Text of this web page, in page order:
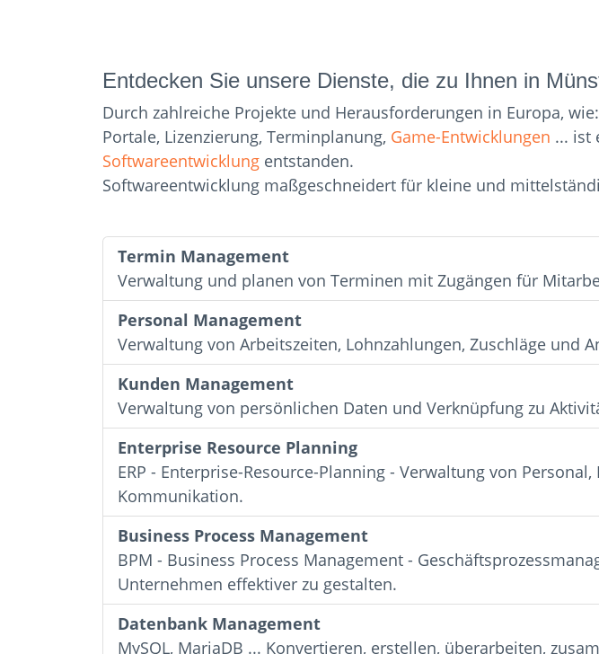
Entdecken Sie unsere Dienste, die zu Ihnen in
Durch zahlreiche Projekte und Herausforderungen in Europa, wie:
Portale, Lizenzierung, Terminplanung, Game-Entwicklungen ... ist
Softwareentwicklung entstanden.
Softwareentwicklung maßgeschneidert für kleine und
Termin Management
Verwaltung und planen von Terminen mit Zugängen für
Personal Management
Verwaltung von Arbeitszeiten, Lohnzahlungen, Zuschläge und
Kunden Management
Verwaltung von persönlichen Daten und Verknüpfung zu
Enterprise Resource Planning
ERP - Enterprise-Resource-Planning - Verwaltung von
Kommunikation.
Business Process Management
BPM - Business Process Management -
Unternehmen effektiver zu gestalten.
Datenbank Management
MySQL, MariaDB ... Konvertieren, erstellen, überarbeiten,